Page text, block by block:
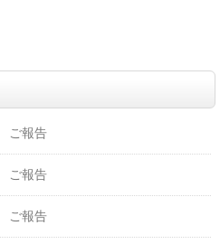
ご報告
ご報告
ご報告